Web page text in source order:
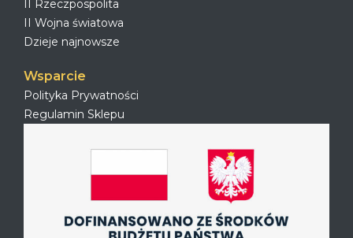
II Rzeczpospolita
II Wojna światowa
Dzieje najnowsze
Wsparcie
Polityka Prywatności
Regulamin Sklepu